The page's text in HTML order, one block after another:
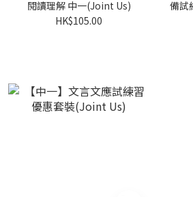
閱讀理解 中一(Joint Us)
HK$105.00
備試